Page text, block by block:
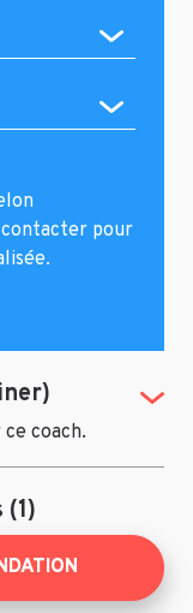
contacter pour
coach.